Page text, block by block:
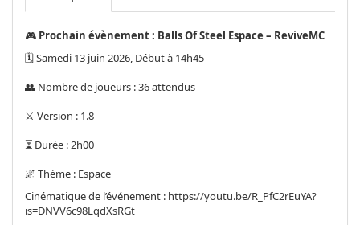
🎮 Prochain évènement : Balls Of Steel Espace – ReviveMC
🗓️ Samedi 13 juin 2026, Début à 14h45
👥 Nombre de joueurs : 36 attendus
⚔️ Version : 1.8
⏳ Durée : 2h00
🌌 Thème : Espace
Cinématique de l’événement : https://youtu.be/R_PfC2rEuYA?
is=DNVV6c98LqdXsRGt